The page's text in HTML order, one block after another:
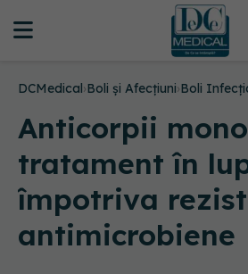
DCMedical›Boli și Afecțiuni›Boli
Anticorpii
tratament în
împotriva
antimicrobiene